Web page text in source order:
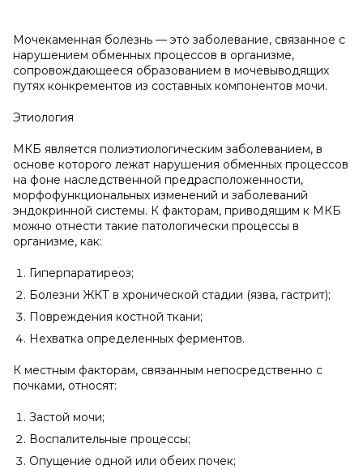
Мочекаменная болезнь — это заболевание, связанное с
нарушением обменных процессов в организме,
сопровождающееся образованием в мочевыводящих
путях конкрементов из составных компонентов мочи.
Этиология
МКБ является полиэтиологическим заболеванием, в
основе которого лежат нарушения обменных процессов
на фоне наследственной предрасположенности,
морфофункциональных изменений и заболеваний
эндокринной системы. К факторам, приводящим к МКБ
можно отнести такие патологически процессы в
организме, как:
Гиперпаратиреоз;
Болезни ЖКТ в хронической стадии (язва, гастрит);
Повреждения костной ткани;
Нехватка определенных ферментов.
К местным факторам, связанным непосредственно с
почками, относят:
Застой мочи;
Воспалительные процессы;
Опущение одной или обеих почек;